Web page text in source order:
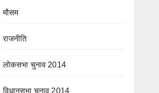
मौसम
राजनीति
लोकसभा चुनाव 2014
विधानसभा चुनाव 2014